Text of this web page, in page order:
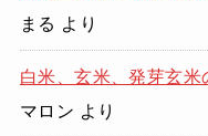
まる より
白米、玄米、発芽玄米
マロン より